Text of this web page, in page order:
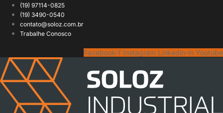
para
conteúdo
(19) 97114-0825
(19) 3490-0540
contato@soloz.com.br
Trabalhe Conosco
Facebook-f Instagram Linkedin-in Youtube